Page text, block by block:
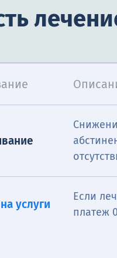
услуги
Если
платеж